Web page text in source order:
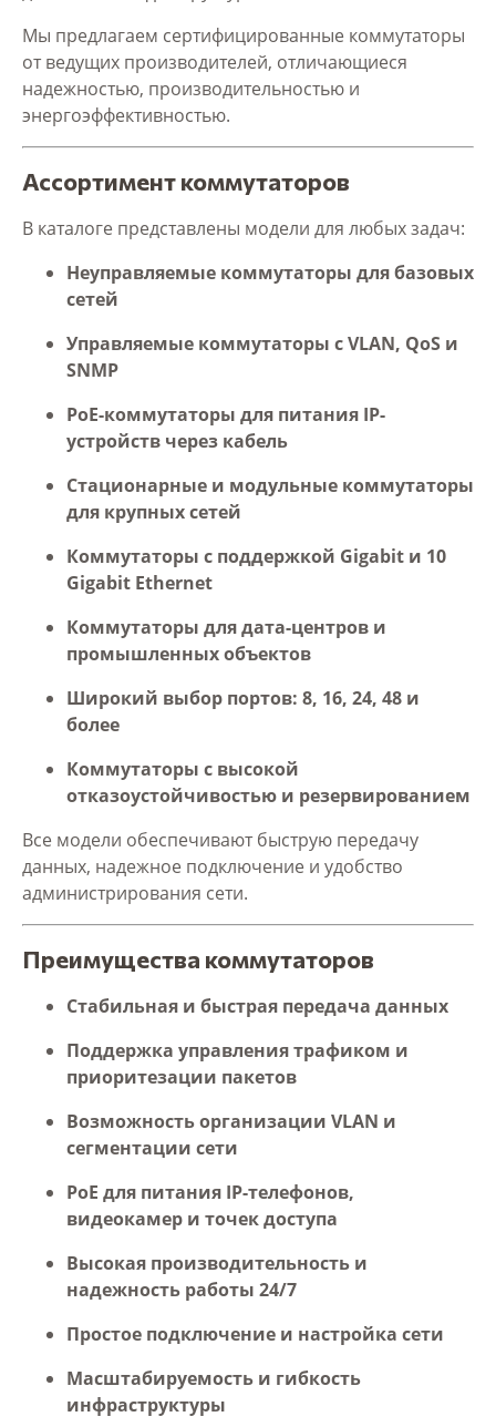
Мы предлагаем сертифицированные коммутаторы
от ведущих производителей, отличающиеся
надежностью, производительностью и
энергоэффективностью.
Ассортимент коммутаторов
В каталоге представлены модели для любых задач:
Неуправляемые коммутаторы для базовых
сетей
Управляемые коммутаторы с VLAN, QoS и
SNMP
PoE-коммутаторы для питания IP-
устройств через кабель
Стационарные и модульные коммутаторы
для крупных сетей
Коммутаторы с поддержкой Gigabit и 10
Gigabit Ethernet
Коммутаторы для дата-центров и
промышленных объектов
Широкий выбор портов: 8, 16, 24, 48 и
более
Коммутаторы с высокой
отказоустойчивостью и резервированием
Все модели обеспечивают быструю передачу
данных, надежное подключение и удобство
администрирования сети.
Преимущества коммутаторов
Стабильная и быстрая передача данных
Поддержка управления трафиком и
приоритезации пакетов
Возможность организации VLAN и
сегментации сети
PoE для питания IP-телефонов,
видеокамер и точек доступа
Высокая производительность и
надежность работы 24/7
Простое подключение и настройка сети
Масштабируемость и гибкость
инфраструктуры